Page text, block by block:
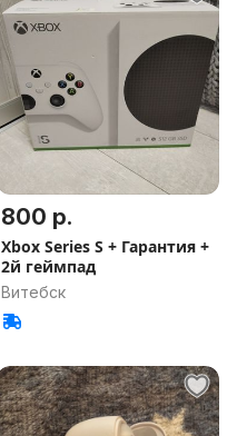
800 р.
Xbox Series S + Гарантия +
2й геймпад
Витебск